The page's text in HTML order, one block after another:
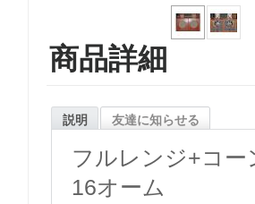
商品詳細
説明 友達に知らせる
フルレンジ+コ
16オーム